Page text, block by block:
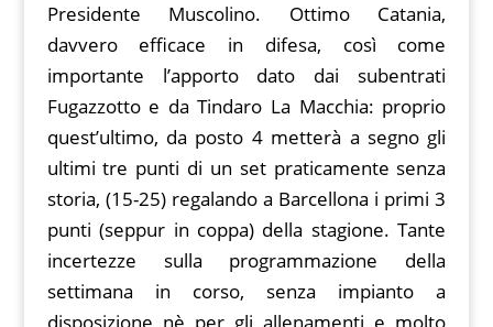
Presidente Muscolino. Ottimo Catania,
davvero efficace in difesa, così come
importante l’apporto dato dai subentrati
Fugazzotto e da Tindaro La Macchia: proprio
quest’ultimo, da posto 4 metterà a segno gli
ultimi tre punti di un set praticamente senza
storia, (15-25) regalando a Barcellona i primi 3
punti (seppur in coppa) della stagione. Tante
incertezze sulla programmazione della
settimana in corso, senza impianto a